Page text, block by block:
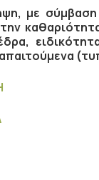
με σύμβαση